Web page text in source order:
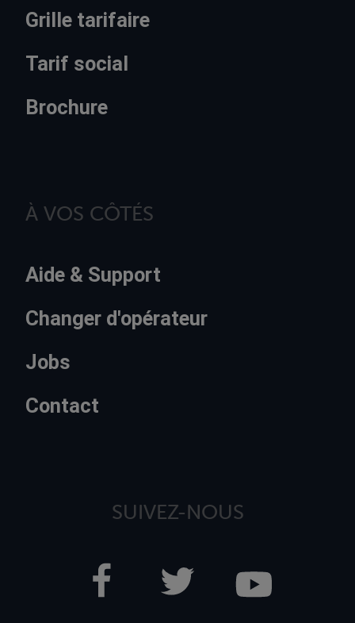
Grille tarifaire
Tarif social
Brochure
À VOS CÔTÉS
Aide & Support
Changer d'opérateur
Jobs
Contact
SUIVEZ-NOUS